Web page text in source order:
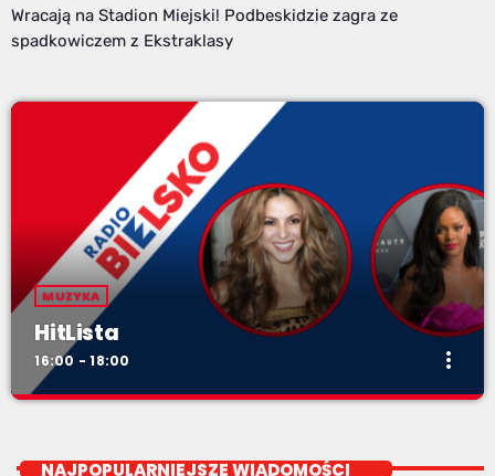
Wracają na Stadion Miejski! Podbeskidzie zagra ze
spadkowiczem z Ekstraklasy
MUZYKA
HitLista
16:00 - 18:00 more_vert
Dwadzieścia najpopularniejszych nagrań na Podbeskidziu. A
NAJPOPULARNIEJSZE WIADOMOŚCI